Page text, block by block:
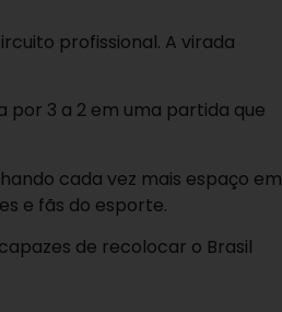
profissional. A virada
por 3 a 2 em uma partida que
cada vez mais espaço em
e fãs do esporte.
de recolocar o Brasil